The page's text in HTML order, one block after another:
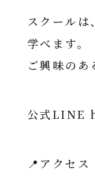
スクール
学べます。
ご興味の
公式
📍アクセ